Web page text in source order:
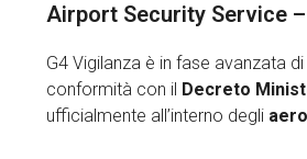
Airport Security Service
G4 Vigilanza è in fase avanzata di
conformità con il Decreto
ufficialmente all’interno degli